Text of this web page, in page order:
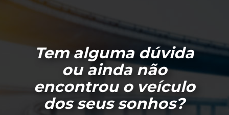
Tem alguma dúvida
ou ainda não
encontrou o veículo
dos seus sonhos?